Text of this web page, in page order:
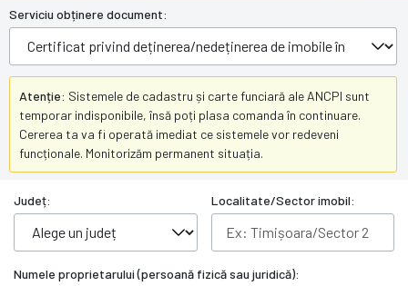
Serviciu obținere document:
Atenție: Sistemele de cadastru și carte funciară ale ANCPI sunt
temporar indisponibile, însă poți plasa comanda în continuare.
Cererea ta va fi operată imediat ce sistemele vor redeveni
funcționale. Monitorizăm permanent situația.
Județ: Localitate/Sector imobil:
Numele proprietarului (persoană fizică sau juridică):